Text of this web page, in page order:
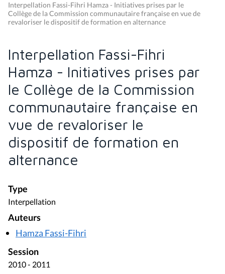
Interpellation Fassi-Fihri Hamza - Initiatives prises par le
Collège de la Commission communautaire française en vue de
revaloriser le dispositif de formation en alternance
Interpellation Fassi-Fihri
Hamza - Initiatives prises par
le Collège de la Commission
communautaire française en
vue de revaloriser le
dispositif de formation en
alternance
Type
Interpellation
Auteurs
Hamza Fassi-Fihri
Session
2010 - 2011